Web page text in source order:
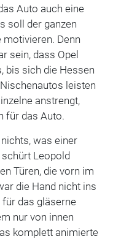
Auto auch eine
soll der ganzen
Denn
sein, dass Opel
bis sich die Hessen
leisten
anstrengt,
für das Auto.
was einer
Leopold
Türen, die vorn im
die Hand nicht ins
für das gläserne
nur von innen
komplett animierte